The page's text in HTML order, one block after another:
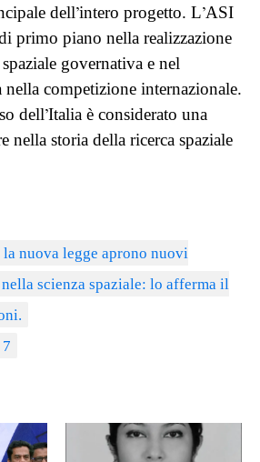
dell’intero progetto. L’ASI
primo piano nella realizzazione
governativa e nel
nella competizione internazionale.
dell’Italia è considerato una
nella storia della ricerca spaziale
nuova legge aprono nuovi
scienza spaziale: lo afferma il